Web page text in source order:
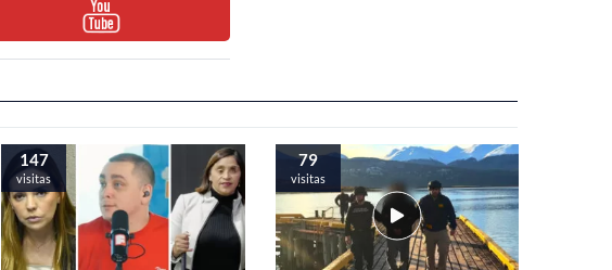
147
visitas
79
visitas